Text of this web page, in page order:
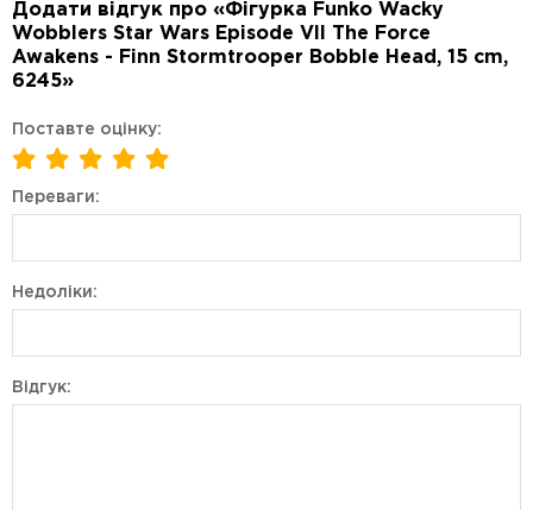
Додати відгук про «Фігурка Funko Wacky
Wobblers Star Wars Episode VII The Force
Awakens - Finn Stormtrooper Bobble Head, 15 cm,
6245»
Поставте оцінку:
Переваги:
Недоліки:
Відгук: